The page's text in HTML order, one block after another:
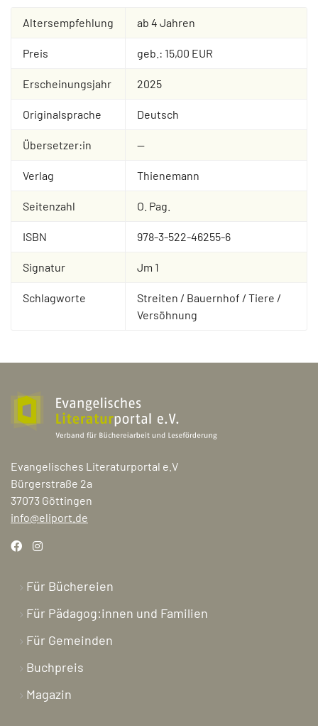
Altersempfehlung ab 4 Jahren
Preis geb.: 15,00 EUR
Erscheinungsjahr 2025
Originalsprache Deutsch
Übersetzer:in --
Verlag Thienemann
Seitenzahl O. Pag.
ISBN 978-3-522-46255-6
Signatur Jm 1
Schlagworte
Streiten / Bauernhof / Tiere /
Versöhnung
Evangelisches Literaturportal e.V
Bürgerstraße 2a
37073 Göttingen
info@eliport.de
Für Büchereien
Für Pädagog:innen und Familien
Für Gemeinden
Buchpreis
Magazin